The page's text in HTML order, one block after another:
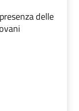
delle